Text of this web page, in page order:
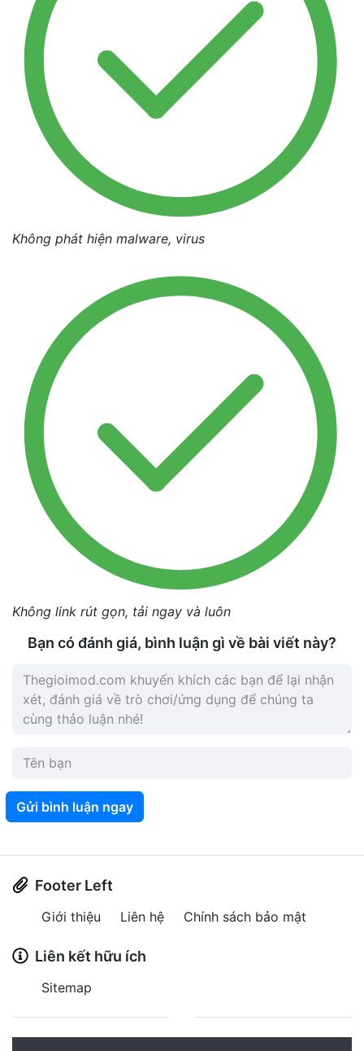
Không phát hiện malware, virus
Không link rút gọn, tải ngay và luôn
Bạn có đánh giá, bình luận gì về bài viết này?
Gửi bình luận ngay
Footer Left
Giới thiệu Liên hệ Chính sách bảo mật
Liên kết hữu ích
Sitemap